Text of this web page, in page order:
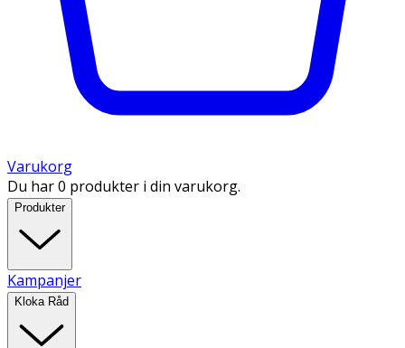
Varukorg
Du har 0 produkter i din varukorg.
Produkter
Kampanjer
Kloka Råd